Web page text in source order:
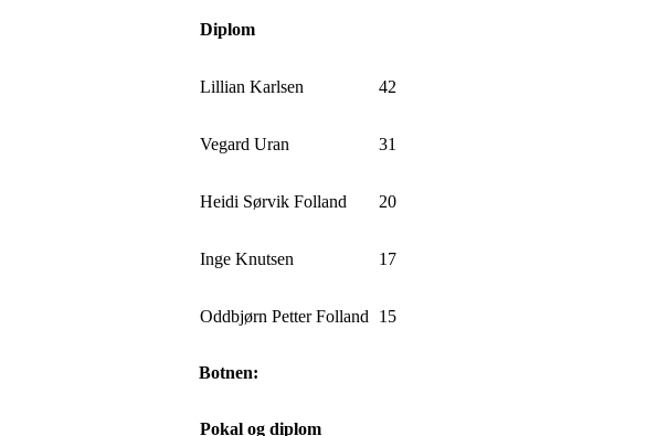
Diplom
Lillian Karlsen 42
Vegard Uran 31
Heidi Sørvik Folland 20
Inge Knutsen 17
Oddbjørn Petter Folland 15
Botnen:
Pokal og diplom